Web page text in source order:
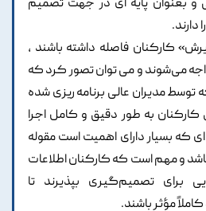
بعنوان پایه ای در جهت تصمیم
کارکنان فاصله داشته باشند ،
می‌شوند و می توان تصور کرد که
توسط مدیران عالی برنامه ریزی شده
به طور دقیق و کامل اجرا
که بسیار دارای اهمیت است مقوله
و مهم است که کارکنان اطلاعات
برای تصمیم‌گیری بپذیرند تا
مؤثر باشند.